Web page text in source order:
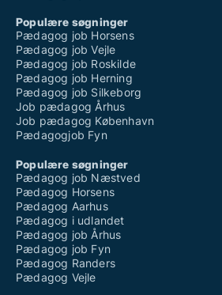
Populære søgninger
Pædagog job Horsens
Pædagog job Vejle
Pædagog job Roskilde
Pædagog job Herning
Pædagog job Silkeborg
Job pædagog Århus
Job pædagog København
Pædagogjob Fyn
Populære søgninger
Pædagog job Næstved
Pædagog Horsens
Pædagog Aarhus
Pædagog i udlandet
Pædagog job Århus
Pædagog job Fyn
Pædagog Randers
Pædagog Vejle